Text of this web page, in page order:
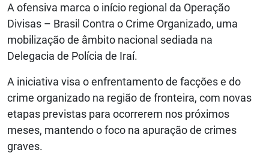
A ofensiva marca o início regional da Operação
Divisas – Brasil Contra o Crime Organizado, uma
mobilização de âmbito nacional sediada na
Delegacia de Polícia de Iraí.
A iniciativa visa o enfrentamento de facções e do
crime organizado na região de fronteira, com novas
etapas previstas para ocorrerem nos próximos
meses, mantendo o foco na apuração de crimes
graves.